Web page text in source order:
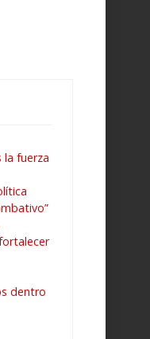
la fuerza
dentro